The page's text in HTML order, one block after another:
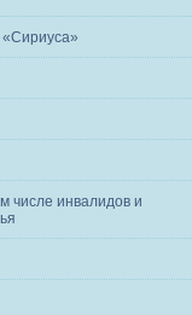
числе инвалидов и